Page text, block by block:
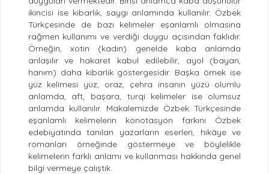
ikincisi ise kibarlık, saygı anlamında kullanılır. Özbek
Türkçesinde de bazı kelimeler eşanlamlı olmasına
rağmen kullanımı ve verdiği duygu açısından faklıdır.
Örneğin, xotin (kadın) genelde kaba anlamda
anlaşılır ve hakaret kabul edilebilir, ayol (bayan,
hanım) daha kibarlık göstergesidir. Başka örnek ise
yüz kelimesi yüz, oraz, çehra insanın yüzü olumlu
anlamda, aft, başara, turqi kelimeler ise olumsuz
anlamda kullanılır. Makalemizde Özbek Türkçesinde
eşanlamlı kelimelerin konotasyon farkını Özbek
edebiyatında tanılan yazarların eserleri, hikâye ve
romanları örneğinde göstermeye ve böylelikle
kelimelerin farklı anlamı ve kullanması hakkında genel
bilgi vermeye çalıştık.